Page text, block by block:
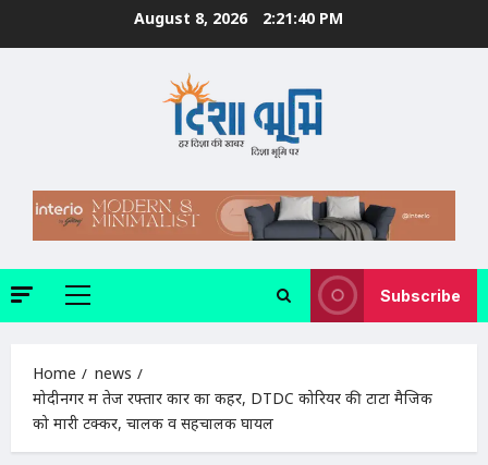
August 8, 2026 2:21:41 PM
Primary
Subscribe
Home
news
मोदीनगर में तेज रफ्तार कार का कहर, DTDC कोरियर की टाटा मैजिक
को मारी टक्कर, चालक व सहचालक घायल